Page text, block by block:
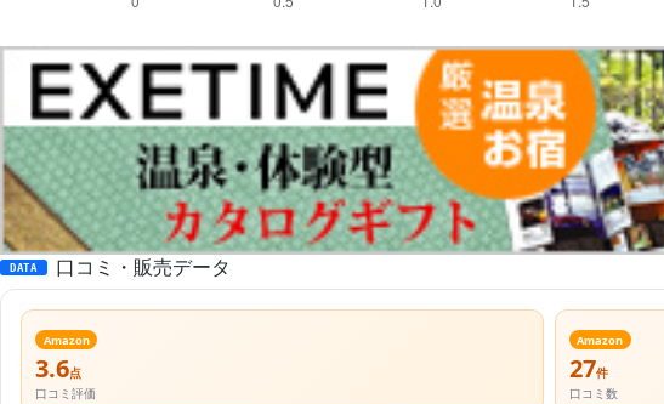
DATA 口コミ・販売データ
Amazon
3.6点
口コミ評価
Amazon
27件
口コミ数